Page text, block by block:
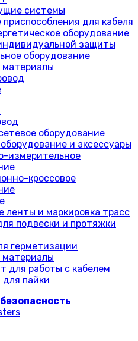
системы
для кабеля
оборудование
защиты
оборудование
оборудование
и аксессуары
измерительное
кроссовое
ленты и маркировка трасс
подвески и протяжки
герметизации
для работы с кабелем
пайки